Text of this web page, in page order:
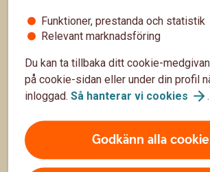
Funktioner, prestanda och statistik
Relevant marknadsföring
Du kan ta tillbaka ditt cookie-
på cookie-sidan eller under din profil
inloggad. Så hanterar vi cookies .
Godkänn alla
Sidfot
Hitta snabbt
Kontakta oss
Hitta till oss
Priser, räntor och kurser